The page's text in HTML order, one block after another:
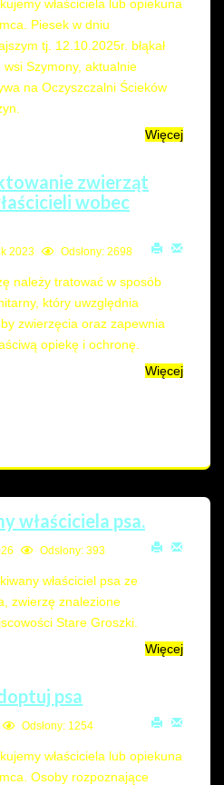
właściciela lub opiekuna
Piesek w dniu
tj. 12.10.2025r. błąkał
wsi Szymony, aktualnie
na Oczyszczalni Ścieków
Więcej
zwierząt
wobec
2023 Odsłony: 2698
należy tratować w sposób
który uwzględnia
zwierzęcia oraz zapewnia
opiekę i ochronę.
Więcej
właściciela psa.
Odsłony: 393
właściciel psa ze
zwierzę znalezione
Stare Groszki.
Więcej
psa
Odsłony: 1254
właściciela lub opiekuna
Osoby rozpoznające